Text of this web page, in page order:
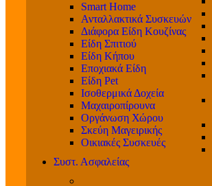
Smart Home
Ανταλλακτικά Συσκευών
Διάφορα Είδη Κουζίνας
Είδη Σπιτιού
Είδη Κήπου
Εποχιακά Είδη
Είδη Pet
Ισοθερμικά Δοχεία
Μαχαιροπίρουνα
Οργάνωση Χώρου
Σκεύη Μαγειρικής
Οικιακές Συσκευές
Συστ. Ασφαλείας